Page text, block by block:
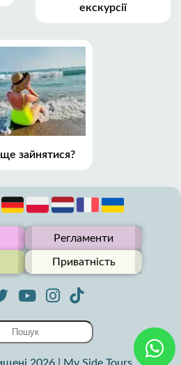
екскурсії
зайнятися?
Регламенти
Приватність